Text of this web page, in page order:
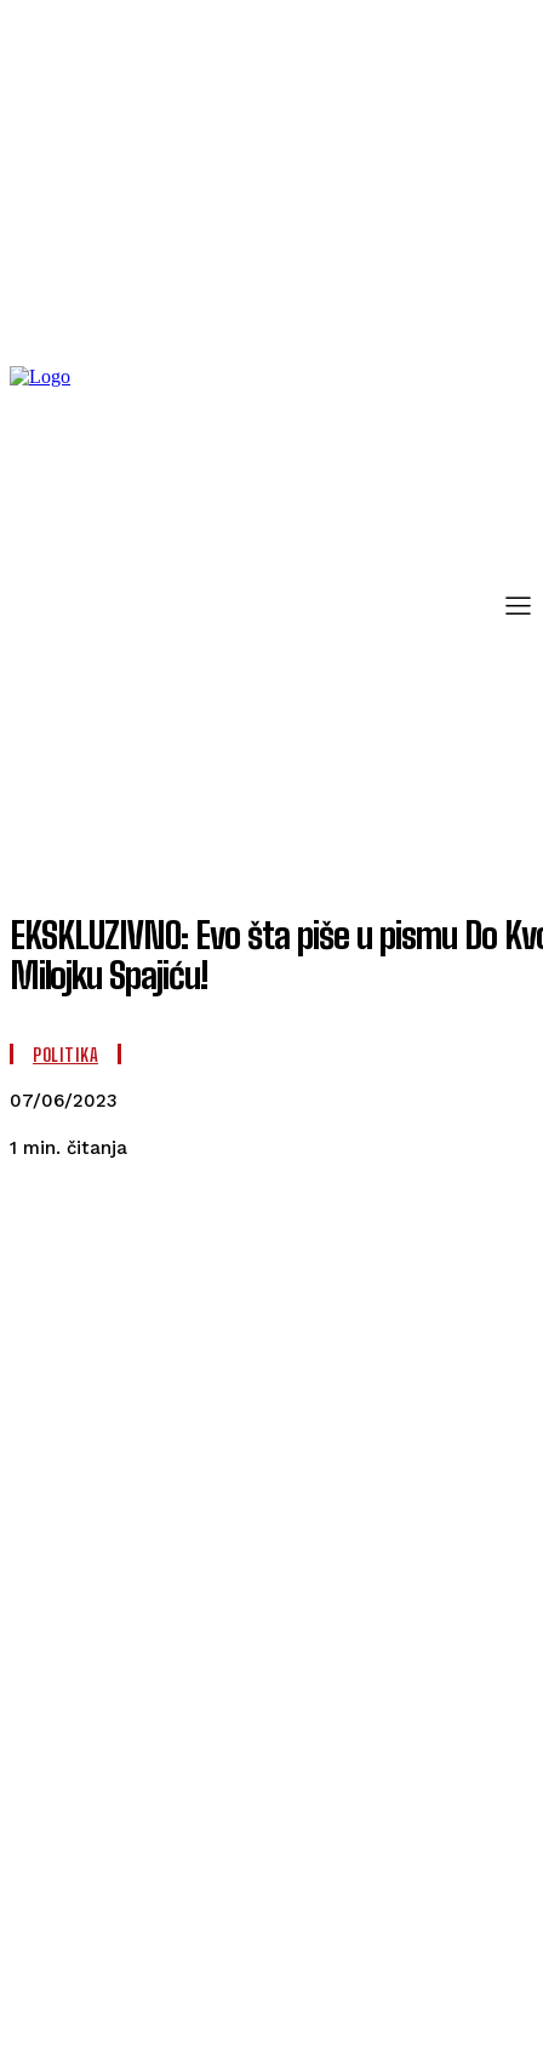
EKSKLUZIVNO: Evo šta piše u pismu Do
Milojku Spajiću!
POLITIKA
07/06/2023
1 min. čitanja